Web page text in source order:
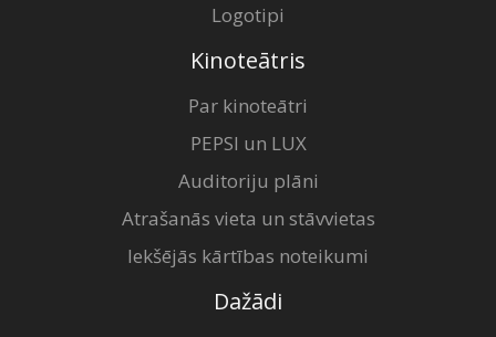
Logotipi
Kinoteātris
Par kinoteātri
PEPSI un LUX
Auditoriju plāni
Atrašanās vieta un stāvvietas
Iekšējās kārtības noteikumi
Dažādi